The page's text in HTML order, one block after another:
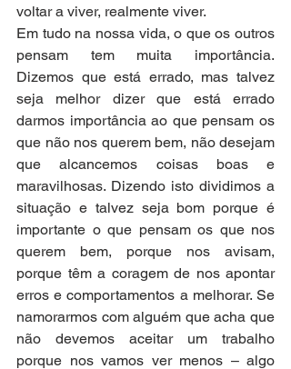
voltar a viver, realmente viver.
Em tudo na nossa vida, o que os outros
pensam tem muita importância.
Dizemos que está errado, mas talvez
seja melhor dizer que está errado
darmos importância ao que pensam os
que não nos querem bem, não desejam
que alcancemos coisas boas e
maravilhosas. Dizendo isto dividimos a
situação e talvez seja bom porque é
importante o que pensam os que nos
querem bem, porque nos avisam,
porque têm a coragem de nos apontar
erros e comportamentos a melhorar. Se
namorarmos com alguém que acha que
não devemos aceitar um trabalho
porque nos vamos ver menos – algo